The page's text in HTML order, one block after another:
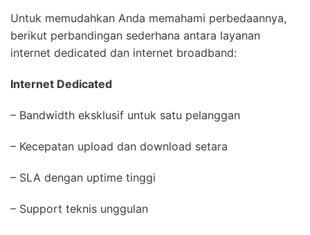
Untuk memudahkan Anda memahami perbedaannya,
berikut perbandingan sederhana antara layanan
internet dedicated dan internet broadband:
Internet Dedicated
– Bandwidth eksklusif untuk satu pelanggan
– Kecepatan upload dan download setara
– SLA dengan uptime tinggi
– Support teknis unggulan